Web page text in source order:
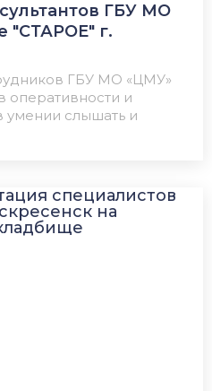
ГБУ МО
"СТАРОЕ" г.
ГБУ МО «ЦМУ»
оперативности и
умении слышать и